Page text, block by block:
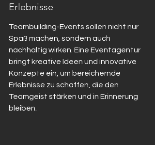
Erlebnisse
Teambuilding-Events sollen nicht nur
Spaß machen, sondern auch
nachhaltig wirken. Eine Eventagentur
bringt kreative Ideen und innovative
Konzepte ein, um bereichernde
Erlebnisse zu schaffen, die den
Teamgeist stärken und in Erinnerung
bleiben.